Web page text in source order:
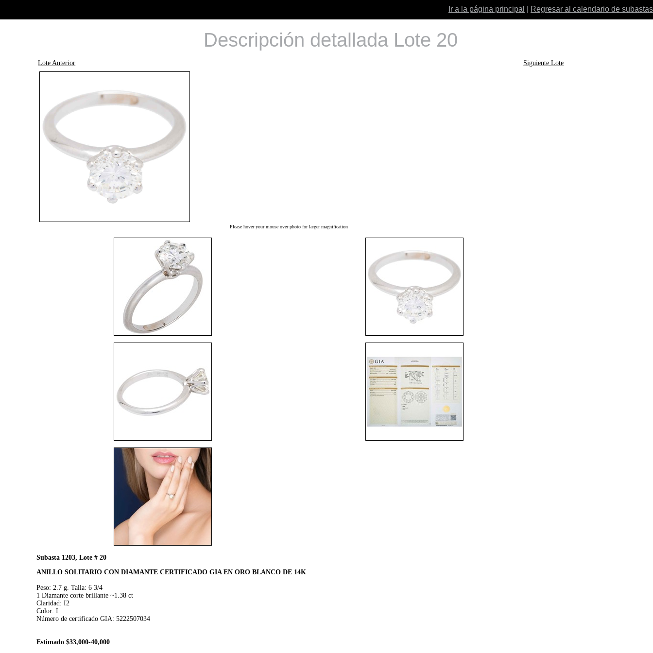
Ir a la página principal Regresar al calendario de subastas
Descripción detallada Lote 20
Lote Anterior Siguiente Lote
Please hover your mouse over photo for larger magnification
Subasta 1203, Lote # 20
ANILLO SOLITARIO CON DIAMANTE CERTIFICADO GIA EN ORO BLANCO DE 14K
Peso: 2.7 g. Talla: 6 3/4
1 Diamante corte brillante ~1.38 ct
Claridad: I2
Color: I
Número de certificado GIA: 5222507034
Estimado $33,000-40,000